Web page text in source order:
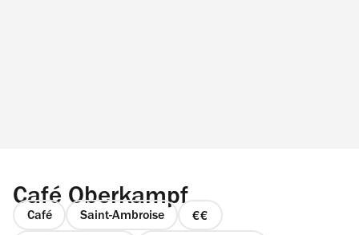
Café Oberkampf
Café Saint-Ambroise
prix